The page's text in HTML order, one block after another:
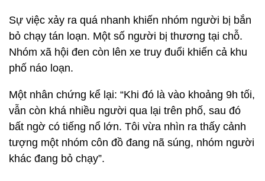
Sự việc xảy ra quá nhanh khiến nhóm người bị bắn
bỏ chạy tán loạn. Một số người bị thương tại chỗ.
Nhóm xã hội đen còn lên xe truy đuổi khiến cả khu
phố náo loạn.
Một nhân chứng kể lại: “Khi đó là vào khoảng 9h tối,
vẫn còn khá nhiều người qua lại trên phố, sau đó
bất ngờ có tiếng nổ lớn. Tôi vừa nhìn ra thấy cảnh
tượng một nhóm côn đồ đang nã súng, nhóm người
khác đang bỏ chạy”.